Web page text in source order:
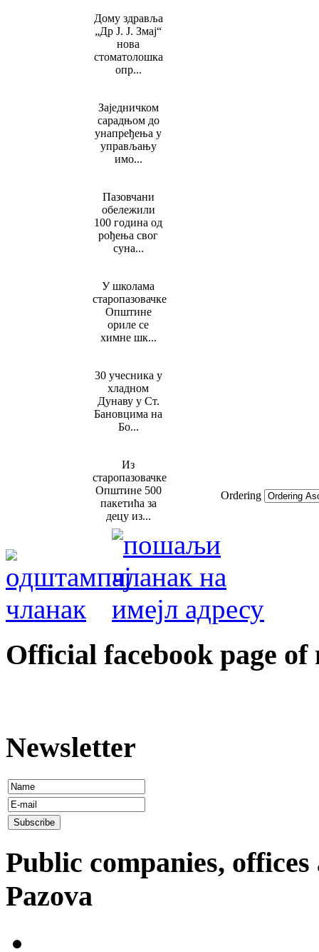
Дому здравља
„Др Ј. Ј. Змај“
нова
стоматолошка
опр...
Заједничком
сарадњом до
унапређења у
управљању
имо...
Пазовчани
обележили
100 година од
рођења свог
суна...
У школама
старопазовачке
Општине
ориле се
химне шк...
30 учесника у
хладном
Дунаву у Ст.
Бановцима на
Бо...
Из
старопазовачке
Општине 500
пакетића за
децу из...
Ordering
Оfficial facebook page
Newsletter
Public companies,
Pazova